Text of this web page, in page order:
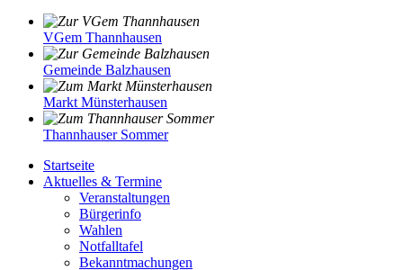
VGem Thannhausen
Gemeinde Balzhausen
Markt Münsterhausen
Thannhauser Sommer
Startseite
Aktuelles & Termine
Veranstaltungen
Bürgerinfo
Wahlen
Notfalltafel
Bekanntmachungen